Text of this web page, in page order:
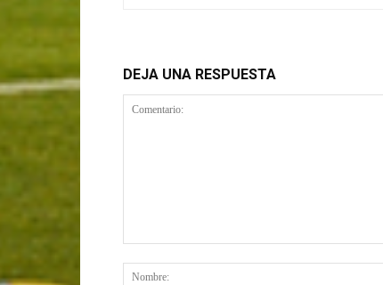
DEJA UNA RESPUESTA